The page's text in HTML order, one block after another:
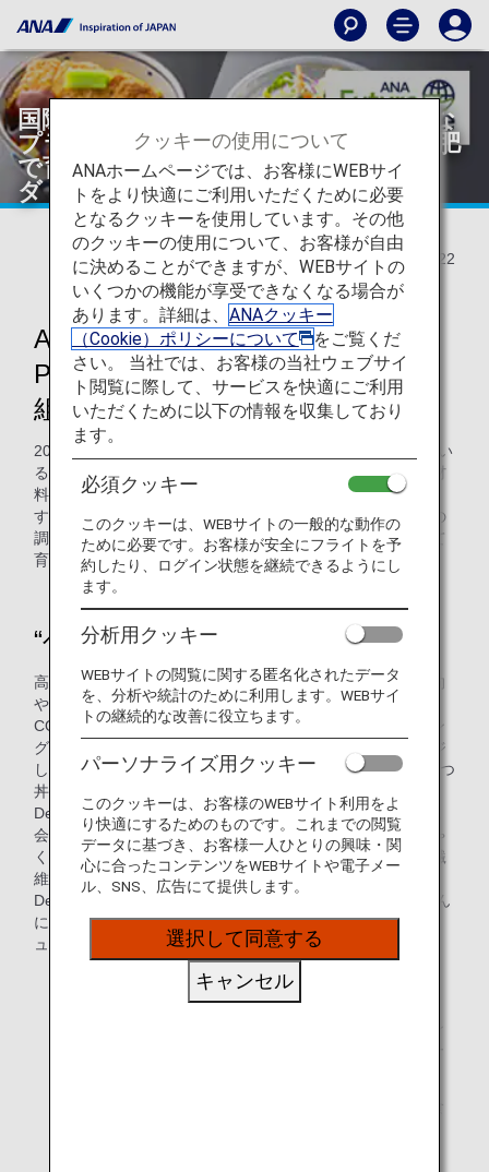
国際線の機内食に新登場！“ヘルシー”な
プラントベースかつ丼と残渣由来の堆肥
で育てた“ソフトケール”の入ったサラ
ダ！？
2022/02/22
ANA国際線の機内食でANA Future
Promiseに基づく2つの新しい取り
組みを開始！
2022年3月1日より、国際線のビジネスクラスでご提供してい
る軽食メニューに、世界で初めておからとこんにゃくを原材
料とした代替食品を使用する“ヘルシー”なかつ丼が加わりま
す。また、同日より国際線エコノミークラスでは、機内食の
調理時に発生する食品残渣をリサイクルした堆肥を使用して
育てた“ソフトケール”がサラダに加わります。
“ヘルシー”なかつ丼？
高カロリーのイメージがあるかつ丼ですが、高まる健康志向
やより幅広い食習慣の需要にお応えできるよう、「THE
CONNOISSEURS」*1メンバーである（株）ANAケータリン
グサービス（以下ANAC）森誠剛 和食料理長のもとアレンジ
した、プラントベース*2のDeats（ディーツ）を使用したかつ
丼をANAの機内でお楽しみいただけるようになります。
Deats（ディーツ）とは、ディーツフードプランニング株式
会社が開発した日本の伝統食材である大豆おからとこんにゃ
くを原材料とした代替食品で、低脂質・低カロリーで食物繊
維が豊富な健康食です。このたびアレンジしたかつ丼は、
Deatsかつを使用し、お米は白米50%・Deatsブランドのこん
にゃく米50%を使用しており、Deatsを使用した機内食メニ
ューを提供するのは世界初の取り組みです。
「THE CONNOISSEURS」とは国内外の著名シェフ、
プラントベースとは、植物由来の原材料を使用した食
クッキーの使用について
ANAホームページでは、お客様にWEBサイ
トをより快適にご利用いただくために必要
となるクッキーを使用しています。その他
のクッキーの使用について、お客様が自由
に決めることができますが、WEBサイトの
いくつかの機能が享受できなくなる場合が
あります。詳細は、 ANAクッキー
（Cookie）ポリシーについて
をご覧くだ
さい。 当社では、お客様の当社ウェブサイ
ト閲覧に際して、サービスを快適にご利用
いただくために以下の情報を収集しており
ます。
必須クッキー
このクッキーは、WEBサイトの一般的な動作の
ために必要です。お客様が安全にフライトを予
約したり、ログイン状態を継続できるようにし
ます。
分析用クッキー
WEBサイトの閲覧に関する匿名化されたデータ
を、分析や統計のために利用します。WEBサイ
トの継続的な改善に役立ちます。
パーソナライズ用クッキー
このクッキーは、お客様のWEBサイト利用をよ
り快適にするためのものです。これまでの閲覧
データに基づき、お客様一人ひとりの興味・関
心に合ったコンテンツをWEBサイトや電子メー
ル、SNS、広告にて提供します。
選択して同意する
キャンセル